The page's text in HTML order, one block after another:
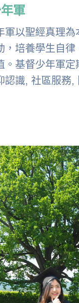
軍
軍以聖經真理
，培養學生自
。基督少年軍
認識, 社區服務,